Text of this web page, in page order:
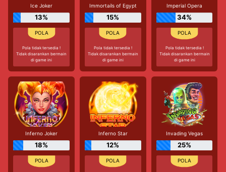
Ice Joker
13%
Pola tidak tersedia !
Tidak disarankan bermain
di game ini
Immortails of Egypt
15%
Pola tidak tersedia !
Tidak disarankan bermain
di game ini
Imperial Opera
34%
Pola tidak tersedia !
Tidak disarankan bermain
di game ini
Inferno Joker
18%
Inferno Star
12%
Invading Vegas
25%